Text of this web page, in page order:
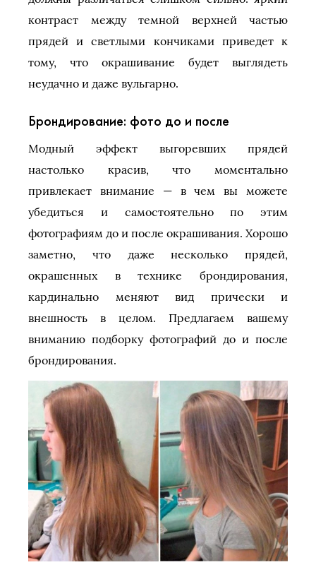
контраст между темной верхней частью
прядей и светлыми кончиками приведет к
тому, что окрашивание будет выглядеть
неудачно и даже вульгарно.
Брондирование: фото до и после
Модный эффект выгоревших прядей
настолько красив, что моментально
привлекает внимание — в чем вы можете
убедиться и самостоятельно по этим
фотографиям до и после окрашивания. Хорошо
заметно, что даже несколько прядей,
окрашенных в технике брондирования,
кардинально меняют вид прически и
внешность в целом. Предлагаем вашему
вниманию подборку фотографий до и после
брондирования.